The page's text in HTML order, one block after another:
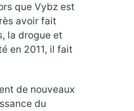
que Vybz est
avoir fait
la drogue et
en 2011, il fait
de nouveaux
du